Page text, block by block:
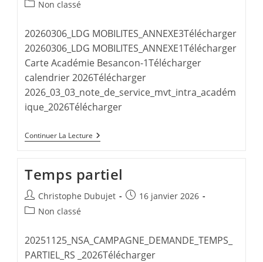
Collègues
Et
Revendique
Avec
Force
!
PostNon classé
20260306_LDG MOBILITES_ANNEXE3Télécharger
20260306_LDG MOBILITES_ANNEXE1Télécharger
Carte Académie Besancon-1Télécharger
calendrier 2026Télécharger
2026_03_03_note_de_service_mvt_intra_académ
ique_2026Télécharger
Continuer La Lecture Mouvement
Intra-
Temps partiel
Auteur/autrice
de
Christophe Dubujet
Publication
16 janvier 2026
PostNon classé
20251125_NSA_CAMPAGNE_DEMANDE_TEMPS_
PARTIEL_RS _2026Télécharger